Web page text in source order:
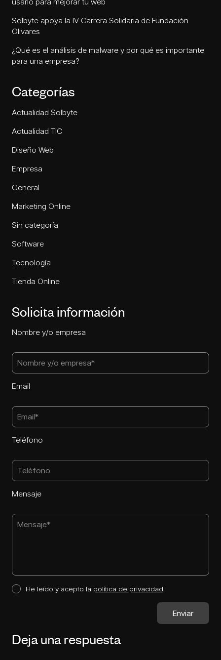
Solbyte apoya la IV Carrera Solidaria de Fundación
Olivares
¿Qué es el análisis de malware y por qué es importante
para una empresa?
Categorías
Actualidad Solbyte
Actualidad TIC
Diseño Web
Empresa
General
Marketing Online
Sin categoría
Software
Tecnología
Tienda Online
Solicita información
Nombre y/o empresa
Email
Teléfono
Mensaje
He leído y acepto la política de privacidad
Deja una respuesta